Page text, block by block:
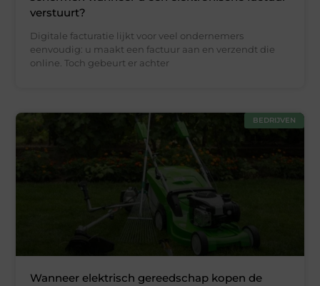
verstuurt?
Digitale facturatie lijkt voor veel ondernemers
eenvoudig: u maakt een factuur aan en verzendt die
online. Toch gebeurt er achter
BEDRIJVEN
Wanneer elektrisch gereedschap kopen de